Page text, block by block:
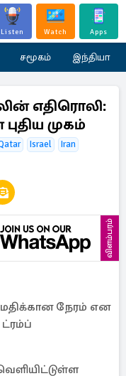
Listen Watch Apps
சமூகம் இந்தியா
எதிரொலி:
முகம்
Israel
Iran
விளம்பரம்
நேரம் என